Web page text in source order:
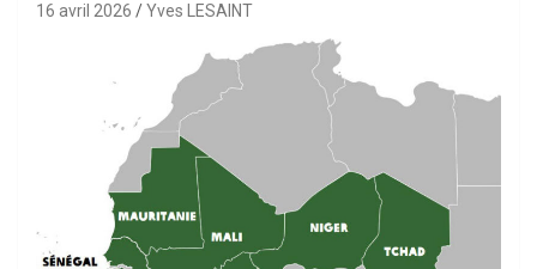
16 avril 2026 Yves LESAINT